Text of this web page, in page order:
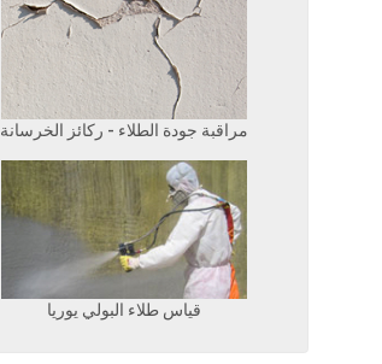
مراقبة جودة الطلاء - ركائز الخرسانة
قياس طلاء البولي يوريا